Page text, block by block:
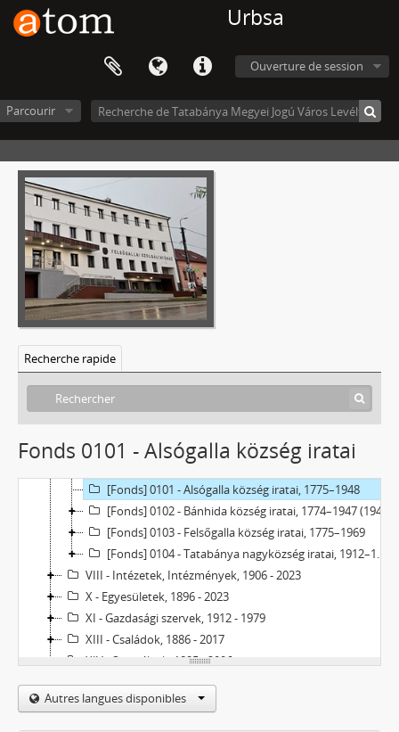
Urbsa
Ouverture de session
Parcourir
Recherche rapide
Fonds 0101 - Alsógalla község iratai
V - Mezővárosok, 1774 - 1969
[Fonds] 0071 - Tatabánya Megyei Város Képviselőtestületének iratai, 1947–1950
[Fonds] 0072 - Tatabánya Megyei Város tanácsüléseinek jegyzőkönyvei, 1947–1950
[Fonds] 0073 - Tatabánya Megyei Város polgármesterének iratai, 1947–1950 (1955)
[Fonds] 0075 - Tatabánya Megyei Város Adóhivatalának iratai, 1946–1967
[Fonds] 0076 - Tatabánya Megyei Város Számvevőségének iratai, 1947–1950
[Fonds] 0077 - Tatabánya Megyei Város Javadalmi Hivatalának iratai, 1947–1949
[Fonds] 0078 - Tatabánya Megyei Város Újjáépítési Közmunkaváltságának iratai, 1947–1948
[Fonds] 0079 - Tatabánya Megyei Város Tisztiorvosi Hivatalának iratai, 1950
[Fonds] 0080 - Tatabánya Megyei Város Tervmegbízottjának iratai, 1949
[Fonds] 0081 - Tatabánya Megyei Város Főügyészének iratai, 1948–1949
[Fonds] 0082 - Tatabánya Megyei város Rendőri Büntetőbíróságának, Büntető Bírájának iratai, 1947–1950 (1953)
[Fonds] 0084 - Tatabánya Megyei Város Szociális Titkárának iratai, 1946–1950
[Fonds] 0085 - Tatabánya Megyei Város Közmunkaügyi Hivatalának iratai, 1948
[Fonds] 0086 - Tatabánya Megyei Város Iskolai Nyilvántartó Hivatalának iratai, 1948–1950
[Fonds] 0087 - Tatabánya Megyei Város IV. ker. Iskolaigazgatóságának iratai, 1947–1949
[Fonds] 0088 - Tatabánya Megyei Város III. ker. Kirendeltségének iratai, 1946–1950
[Fonds] 0089 - Tatabánya Megyei Város IV. ker. Kirendeltségének iratai, 1946–1950
[Fonds] 0101 - Alsógalla község iratai, 1775–1948
[Fonds] 0102 - Bánhida község iratai, 1774–1947 (1948)
[Fonds] 0103 - Felsőgalla község iratai, 1775–1969
[Fonds] 0104 - Tatabánya nagyközség iratai, 1912–1969
VIII - Intézetek, Intézmények, 1906 - 2023
X - Egyesületek, 1896 - 2023
XI - Gazdasági szervek, 1912 - 1979
XIII - Családok, 1886 - 2017
XIV - Személyek, 1895 - 2006
XV - Gyűjtemények, 1223 - 2024
XVII - Néphatalmi és különleges feladatokra létrejött bizottságok, 1945 - 1949
Autres langues disponibles